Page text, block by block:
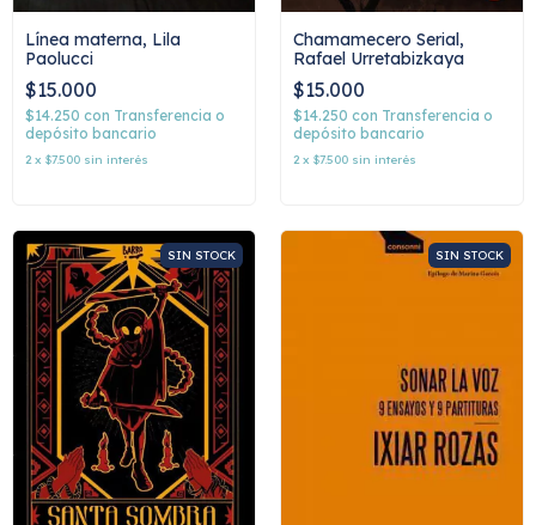
Línea materna, Lila
Paolucci
$15.000
$14.250 con Transferencia o
depósito bancario
2 x $7.500 sin interés
Chamamecero Serial,
Rafael Urretabizkaya
$15.000
$14.250 con Transferencia o
depósito bancario
2 x $7.500 sin interés
SIN STOCK SIN STOCK